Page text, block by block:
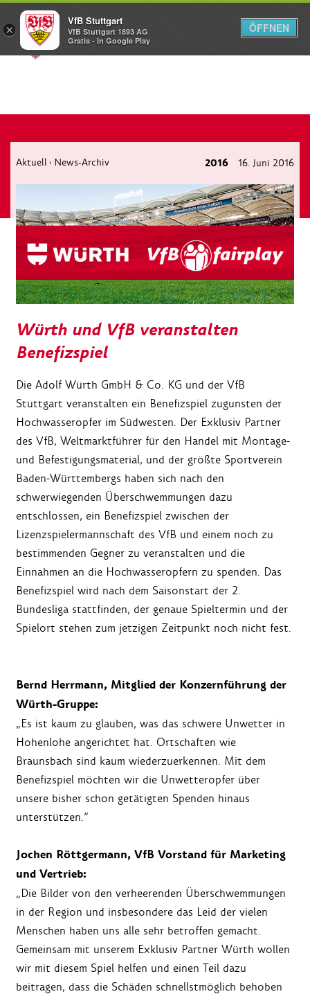
Menü
Aktuell › News-Archiv 2016 16. Juni 2016
Würth und VfB veranstalten
Benefizspiel
Die Adolf Würth GmbH & Co. KG und der VfB
Stuttgart veranstalten ein Benefizspiel zugunsten der
Hochwasseropfer im Südwesten. Der Exklusiv Partner
des VfB, Weltmarktführer für den Handel mit Montage-
und Befestigungsmaterial, und der größte Sportverein
Baden-Württembergs haben sich nach den
schwerwiegenden Überschwemmungen dazu
entschlossen, ein Benefizspiel zwischen der
Lizenzspielermannschaft des VfB und einem noch zu
bestimmenden Gegner zu veranstalten und die
Einnahmen an die Hochwasseropfern zu spenden. Das
Benefizspiel wird nach dem Saisonstart der 2.
Bundesliga stattfinden, der genaue Spieltermin und der
Spielort stehen zum jetzigen Zeitpunkt noch nicht fest.
Bernd Herrmann, Mitglied der Konzernführung der
Würth-Gruppe:
„Es ist kaum zu glauben, was das schwere Unwetter in
Hohenlohe angerichtet hat. Ortschaften wie
Braunsbach sind kaum wiederzuerkennen. Mit dem
Benefizspiel möchten wir die Unwetteropfer über
unsere bisher schon getätigten Spenden hinaus
unterstützen.“
Jochen Röttgermann, VfB Vorstand für Marketing
und Vertrieb:
„Die Bilder von den verheerenden Überschwemmungen
in der Region und insbesondere das Leid der vielen
Menschen haben uns alle sehr betroffen gemacht.
Gemeinsam mit unserem Exklusiv Partner Würth wollen
wir mit diesem Spiel helfen und einen Teil dazu
beitragen, dass die Schäden schnellstmöglich behoben
×
VfB Stuttgart
VfB Stuttgart 1893 AG
Gratis - In Google Play
ÖFFNEN